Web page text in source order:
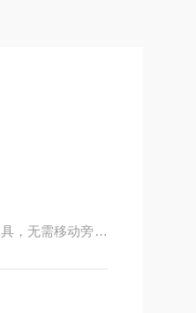
，无需移动旁边
景的需求，增加